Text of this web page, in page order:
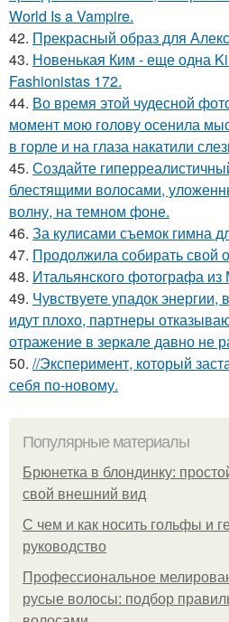
World Is a Vampire.
42. Прекрасный образ для
43. Новенькая Ким - еще одна
Fashionistas 172.
44. Во время этой чудесной
момент мою голову осенила
в горле и на глаза накатили
45. Создайте
блестящими волосами,
волну, на темном фоне.
46. За кулисами съемок гимна
47. Продолжила собирать свой
48. Итальянского фотографа из
49. Чувствуете упадок энергии,
идут плохо, партнеры
отражение в зеркале давно не
50. //Эксперимент, который
себя по-новому.
Популярные материалы
Брюнетка в блондинку:
свой внешний вид
С чем и как носить гольфы и
руководство
Профессиональное
русые волосы: подбор